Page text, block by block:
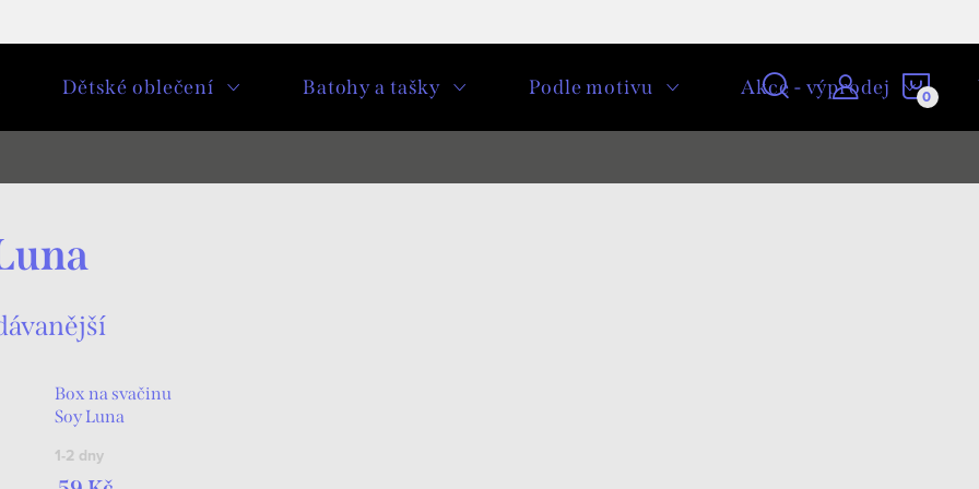
Dětské oblečení Batohy a tašky Podle motivu Akce - výprodej
Box na svačinu
Soy Luna
1-2 dny